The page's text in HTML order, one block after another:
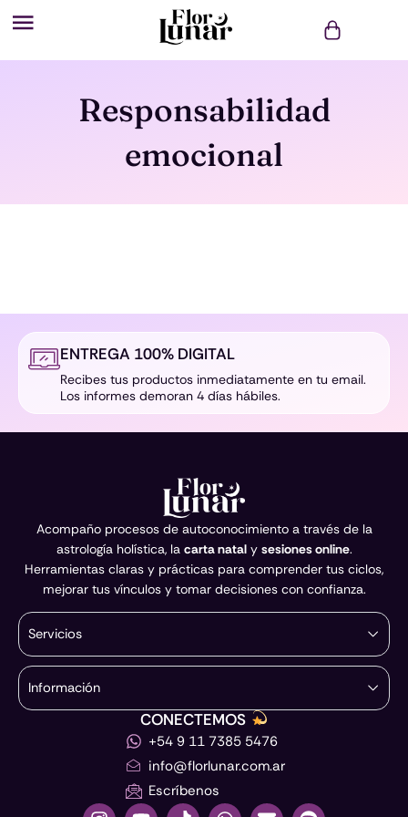
contenido
Responsabilidad
emocional
ENTREGA 100% DIGITAL
Recibes tus productos inmediatamente en tu email.
Los informes demoran 4 días hábiles.
Acompaño procesos de autoconocimiento a través de la
astrología holística, la carta nataly sesiones online.
Herramientas claras y prácticas para comprender tus ciclos,
mejorar tus vínculos y tomar decisiones con confianza.
Servicios
Información
CONECTEMOS
+54 9 11 7385 5476
info@florlunar.com.ar
Escríbenos
I Y T W E S